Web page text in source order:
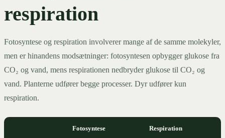
respiration
Fotosyntese og respiration involverer mange af de samme molekyler,
men er hinandens modsætninger: fotosyntesen opbygger glukose fra
CO₂ og vand, mens respirationen nedbryder glukose til CO₂ og
vand. Planterne udfører begge processer. Dyr udfører kun
respiration.
Fotosyntese Respiration